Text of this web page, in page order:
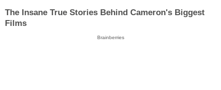
The Insane True Stories Behind Cameron's Biggest
Films
Brainberries